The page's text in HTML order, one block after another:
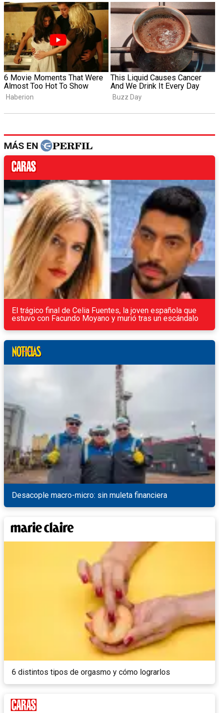
MÁS EN
El trágico final de Celia Fuentes, la joven española que
estuvo con Facundo Moyano y murió tras un escándalo
Desacople macro-micro: sin muleta financiera
6 distintos tipos de orgasmo y cómo lograrlos